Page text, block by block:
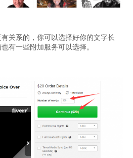
关系的，你可以选择好你的文字长
有一些附加服务可以选择。